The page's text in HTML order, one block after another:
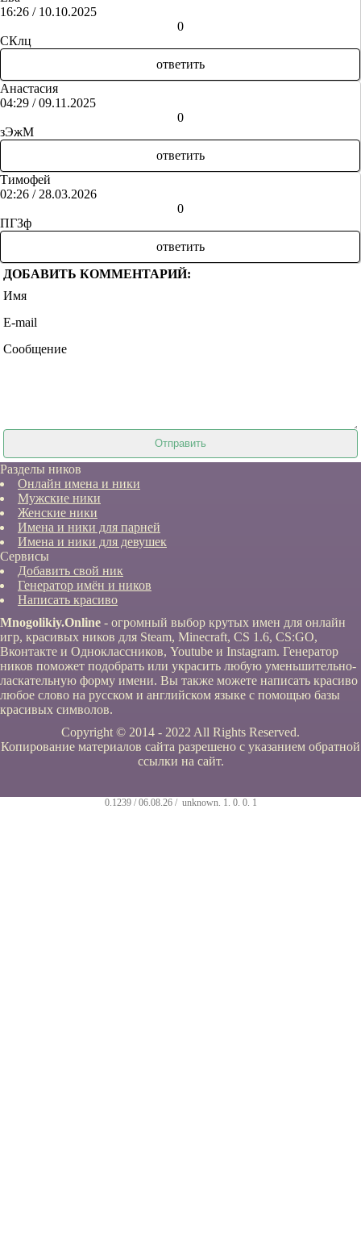
16:26 / 10.10.2025
0
СКлц
ответить
Анастасия
04:29 / 09.11.2025
0
зЭжМ
ответить
Тимофей
02:26 / 28.03.2026
0
ПГЗф
ответить
ДОБАВИТЬ КОММЕНТАРИЙ:
Имя
E-mail
Сообщение
Разделы ников
Онлайн имена и ники
Мужские ники
Женские ники
Имена и ники для парней
Имена и ники для девушек
Сервисы
Добавить свой ник
Генератор имён и ников
Написать красиво
Mnogolikiy.Online - огромный выбор крутых имен для онлайн
игр, красивых ников для Steam, Minecraft, CS 1.6, CS:GO,
Вконтакте и Одноклассников, Youtube и Instagram. Генератор
ников поможет подобрать или украсить любую уменьшительно-
ласкательную форму имени. Вы также можете написать красиво
любое слово на русском и английском языке с помощью базы
красивых символов.
Copyright © 2014 - 2022 All Rights Reserved.
Копирование материалов сайта разрешено с указанием обратной
ссылки на сайт.
0.1239 / 06.08.26 / unknown 1 0. 0. 1